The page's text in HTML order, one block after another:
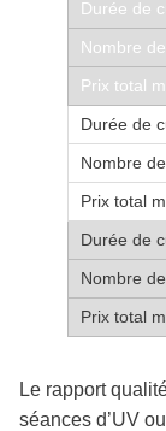
Le rapport
séances d’UV